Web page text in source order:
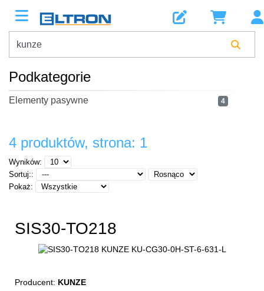
Podkategorie
Elementy pasywne 4
4 produktów, strona: 1
Wyników:
Sortuj::
Pokaż:
SIS30-TO218
Producent: KUNZE